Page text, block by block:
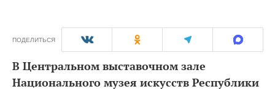
ПОДЕЛИТЬСЯ
В Центральном выставочном зале
Национального музея искусств Республики